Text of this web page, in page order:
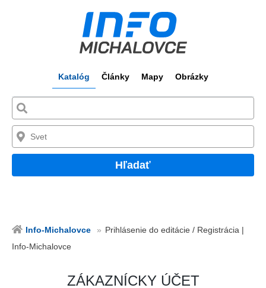
Katalóg Články Mapy Obrázky
Hľadať
Info-Michalovce
Prihlásenie do editácie / Registrácia |
Info-Michalovce
ZÁKAZNÍCKY ÚČET